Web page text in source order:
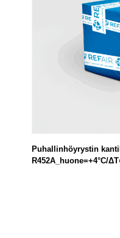
Puhallinhöyrystin
R452A_huone=+4°C/